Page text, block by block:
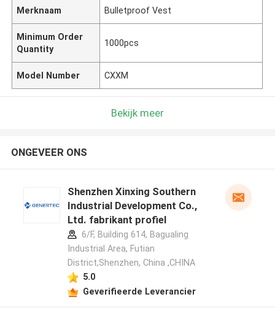
Merknaam Bulletproof Vest
Minimum Order
Quantity
1000pcs
Model Number CXXM
Bekijk meer
ONGEVEER ONS
Shenzhen Xinxing Southern
Industrial Development Co.,
Ltd. fabrikant profiel
6/F, Building 614, Bagualing
Industrial Area, Futian
District,Shenzhen, China ,CHINA
5.0
Geverifieerde Leverancier